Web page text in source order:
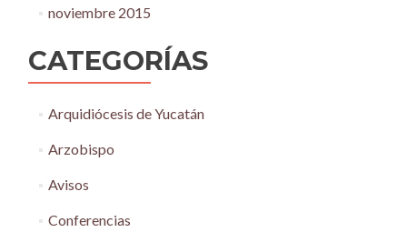
noviembre 2015
CATEGORÍAS
Arquidiócesis de Yucatán
Arzobispo
Avisos
Conferencias